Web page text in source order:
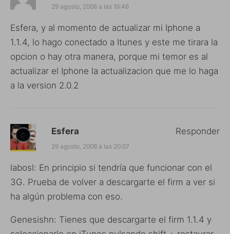
29 agosto, 2008 a las 19:46
Esfera, y al momento de actualizar mi Iphone a
1.1.4, lo hago conectado a Itunes y este me tirara la
opcion o hay otra manera, porque mi temor es al
actualizar el Iphone la actualizacion que me lo haga
a la version 2.0.2
Esfera
29 agosto, 2008 a las 20:07
labosl: En principio si tendría que funcionar con el
3G. Prueba de volver a descargarte el firm a ver si
ha algún problema con eso.
Genesishn: Tienes que descargarte el firm 1.1.4 y
Responder